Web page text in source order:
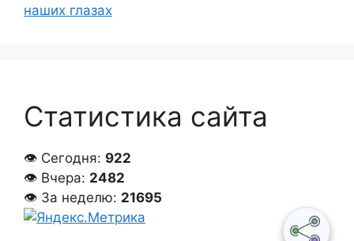
наших глазах
Статистика сайта
👁 Сегодня: 922
👁 Вчера: 2482
👁 За неделю: 21695